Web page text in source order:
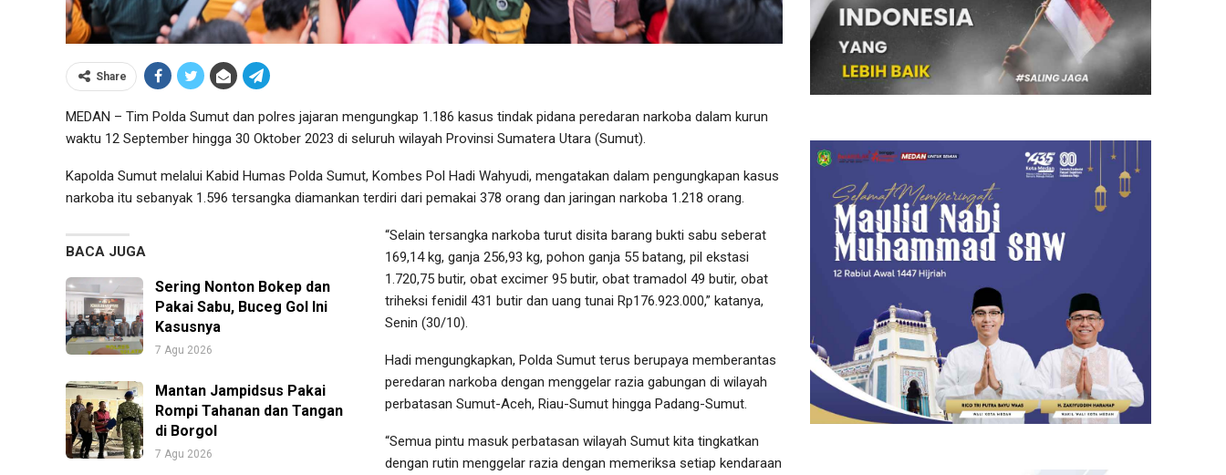
Share
MEDAN – Tim Polda Sumut dan polres jajaran mengungkap 1.186 kasus tindak pidana peredaran narkoba dalam kurun
waktu 12 September hingga 30 Oktober 2023 di seluruh wilayah Provinsi Sumatera Utara (Sumut).
Kapolda Sumut melalui Kabid Humas Polda Sumut, Kombes Pol Hadi Wahyudi, mengatakan dalam pengungkapan kasus
narkoba itu sebanyak 1.596 tersangka diamankan terdiri dari pemakai 378 orang dan jaringan narkoba 1.218 orang.
BACA JUGA
Sering Nonton Bokep dan
Pakai Sabu, Buceg Gol Ini
Kasusnya
7 Agu 2026
Mantan Jampidsus Pakai
Rompi Tahanan dan Tangan
di Borgol
7 Agu 2026
“Selain tersangka narkoba turut disita barang bukti sabu seberat
169,14 kg, ganja 256,93 kg, pohon ganja 55 batang, pil ekstasi
1.720,75 butir, obat excimer 95 butir, obat tramadol 49 butir, obat
triheksi fenidil 431 butir dan uang tunai Rp176.923.000,” katanya,
Senin (30/10).
Hadi mengungkapkan, Polda Sumut terus berupaya memberantas
peredaran narkoba dengan menggelar razia gabungan di wilayah
perbatasan Sumut-Aceh, Riau-Sumut hingga Padang-Sumut.
“Semua pintu masuk perbatasan wilayah Sumut kita tingkatkan
dengan rutin menggelar razia dengan memeriksa setiap kendaraan